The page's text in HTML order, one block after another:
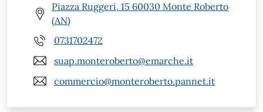
Piazza Ruggeri, 15 60030 Monte Roberto
(AN)
0731702472
suap.monteroberto@emarche.it
commercio@monteroberto.pannet.it